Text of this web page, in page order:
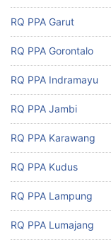
RQ PPA Garut
RQ PPA Gorontalo
RQ PPA Indramayu
RQ PPA Jambi
RQ PPA Karawang
RQ PPA Kudus
RQ PPA Lampung
RQ PPA Lumajang